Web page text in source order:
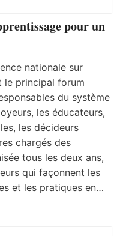
pour un
nationale sur
le principal forum
du système
les éducateurs,
les décideurs
chargés des
tous les deux ans,
qui façonnent les
et les pratiques en…